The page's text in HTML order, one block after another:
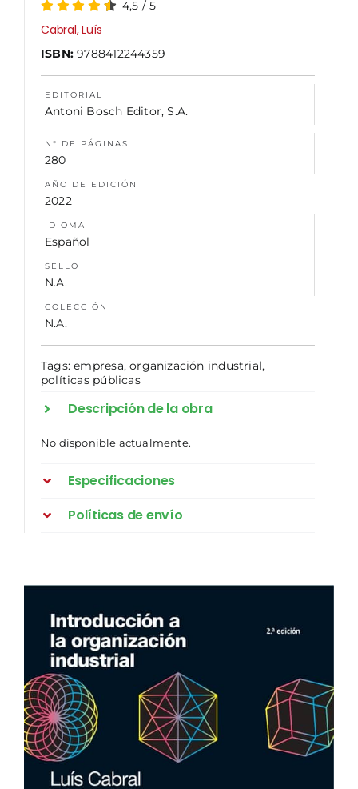
4,5 /5
Cabral, Luís
ISBN:9788412244359
EDITORIAL
Antoni Bosch Editor, S.A.
N° DE PÁGINAS
280
AÑO DE EDICIÓN
2022
IDIOMA
Español
SELLO
N.A.
COLECCIÓN
N.A.
Tags:empresa,organización industrial,
políticas públicas
Descripción de la obra
No disponible actualmente.
Especificaciones
Políticas de envío